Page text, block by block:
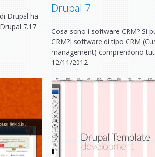
Drupal ha
7.17
Drupal 7
Cosa sono i software CRM? Si
CRM?I software di tipo CRM
management) comprendono
12/11/2012